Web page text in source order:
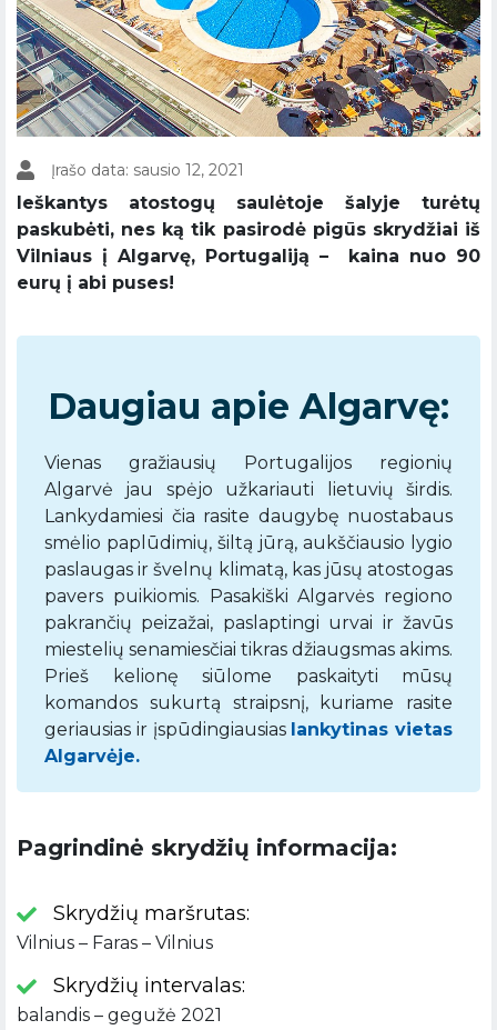
Įrašo data: sausio 12, 2021
Ieškantys atostogų saulėtoje šalyje turėtų
paskubėti, nes ką tik pasirodė pigūs skrydžiai iš
Vilniaus į Algarvę, Portugaliją – kaina nuo 90
eurų į abi puses!
Daugiau apie Algarvę:
Vienas gražiausių Portugalijos regionių
Algarvė jau spėjo užkariauti lietuvių širdis.
Lankydamiesi čia rasite daugybę nuostabaus
smėlio paplūdimių, šiltą jūrą, aukščiausio lygio
paslaugas ir švelnų klimatą, kas jūsų atostogas
pavers puikiomis. Pasakiški Algarvės regiono
pakrančių peizažai, paslaptingi urvai ir žavūs
miestelių senamiesčiai tikras džiaugsmas akims.
Prieš kelionę siūlome paskaityti mūsų
komandos sukurtą straipsnį, kuriame rasite
geriausias ir įspūdingiausias lankytinas vietas
Algarvėje.
Pagrindinė skrydžių informacija:
Skrydžių maršrutas:
Vilnius – Faras – Vilnius
Skrydžių intervalas:
balandis – gegužė 2021